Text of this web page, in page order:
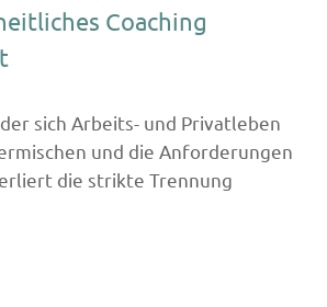
Coaching
sich Arbeits- und Privatleben
und die Anforderungen
die strikte Trennung